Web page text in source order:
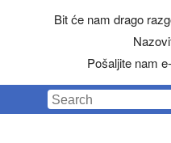
Bit će nam drago
Pošaljite nam